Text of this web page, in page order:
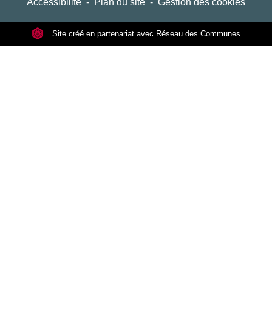
Site créé en partenariat avec Réseau des Communes